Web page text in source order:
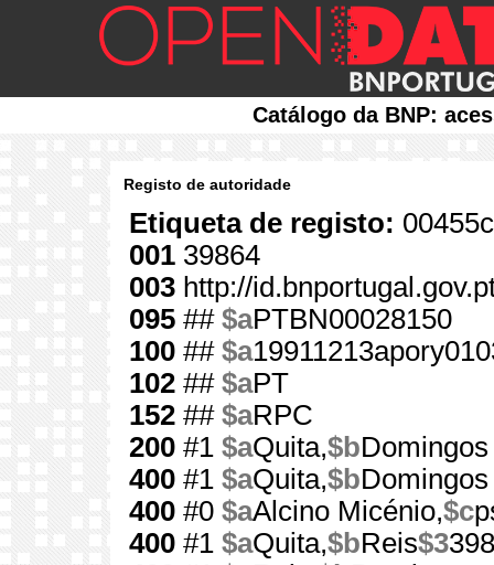
Catálogo da BNP:
Registo de autoridade
Etiqueta de registo:
001 39864
003 http://
095 ## $aPTBN00028150
100 ## $a
102 ## $aPT
152 ## $aRPC
200 #1 $aQuita,$b
400 #1 $aQuita,$b
400 #0 $aAlcino Micénio,$c
400 #1 $aQuita,$bReis$3